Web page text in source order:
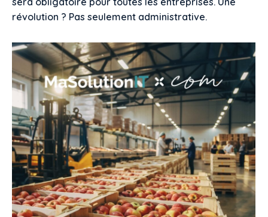
révolution ? Pas seulement administrative.